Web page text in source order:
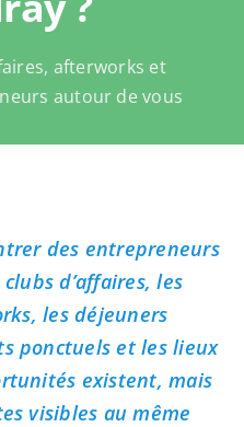
afterworks et
autour de vous
des entrepreneurs
d’affaires, les
les déjeuners
ponctuels et les lieux
existent, mais
visibles au même